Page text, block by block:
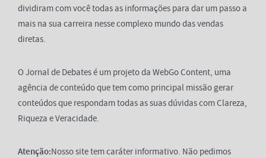
dividiram com você todas as informações para dar um passo a
mais na sua carreira nesse complexo mundo das vendas
diretas.
O Jornal de Debates é um projeto da WebGo Content, uma
agência de conteúdo que tem como principal missão gerar
conteúdos que respondam todas as suas dúvidas com Clareza,
Riqueza e Veracidade.
Atenção:Nosso site tem caráter informativo. Não pedimos